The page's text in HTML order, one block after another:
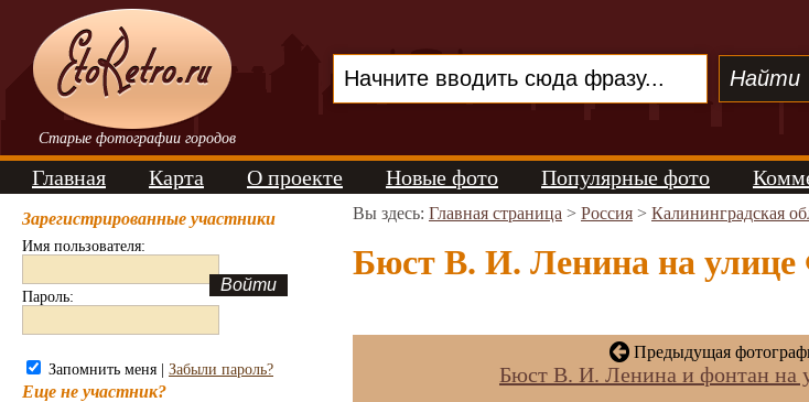
Старые фотографии городов
Главная Карта О проекте Новые фото Популярные фото
Зарегистрированные участники
Имя пользователя:
Пароль:
Запомнить меня | Забыли пароль?
Еще не участник?
Вы здесь: Главная страница > Россия > Калининградская
Бюст В. И. Ленина на улице
Предыдущая
Бюст В. И. Ленина и фонтан на